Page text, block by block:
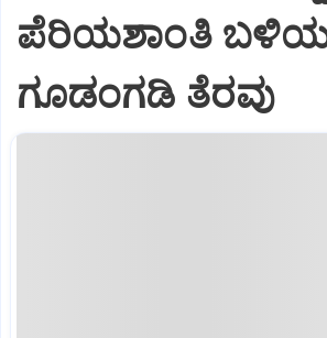
ಪೆರಿಯಶಾಂತಿ ಬಳಿಯ
ಗೂಡಂಗಡಿ ತೆರವು